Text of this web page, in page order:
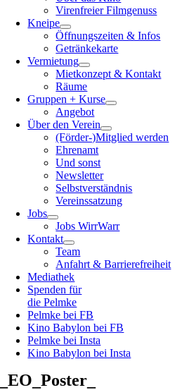
Virenfreier Filmgenuss
Kneipe
Öffnungszeiten & Infos
Getränkekarte
Vermietung
Mietkonzept & Kontakt
Räume
Gruppen + Kurse
Angebot
Über den Verein
(Förder-)Mitglied werden
Ehrenamt
Und sonst
Newsletter
Selbstverständnis
Vereinssatzung
Jobs
Jobs WirrWarr
Kontakt
Team
Anfahrt & Barrierefreiheit
Mediathek
Spenden für
die Pelmke
Pelmke bei FB
Kino Babylon bei FB
Pelmke bei Insta
Kino Babylon bei Insta
_EO_Poster_